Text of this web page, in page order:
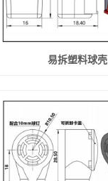
易拆塑料球壳